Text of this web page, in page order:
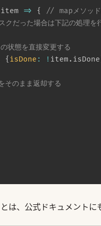
item => {
// mapメソッド
だった場合は下記の処理を
状態を直接変更する
{ isDone : ! item . isDone
のまま返却する
、公式ドキュメントに